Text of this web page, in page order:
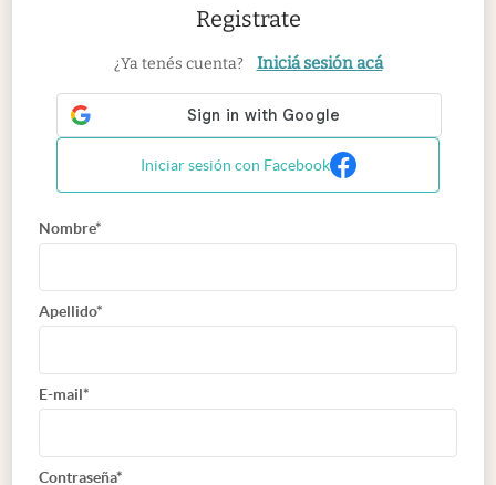
Registrate
¿Ya tenés cuenta? Iniciá sesión acá
Iniciar sesión con Facebook
Nombre*
Apellido*
E-mail*
Contraseña*